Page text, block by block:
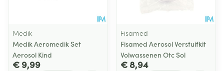
Medik
Medik Aeromedik Set
Aerosol Kind
€ 9,99
Fisamed
Fisamed Aerosol Verstuifkit
Volwassenen Otc Sol
€ 8,94